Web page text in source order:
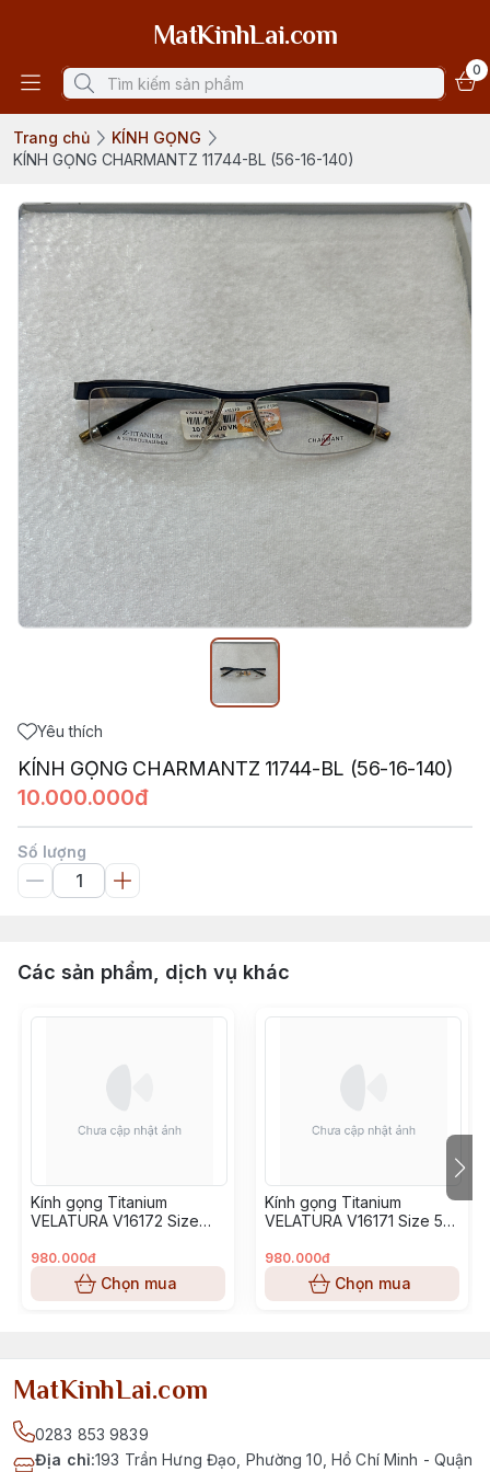
MatKinhLai.com
0
Trang chủ
KÍNH GỌNG
KÍNH GỌNG CHARMANTZ 11744-BL (56-16-140)
Yêu thích
KÍNH GỌNG CHARMANTZ 11744-BL (56-16-140)
10.000.000đ
Số lượng
Các sản phẩm, dịch vụ khác
Kính gọng Titanium
VELATURA V16172 Size
980.000đ
Chọn mua
Kính gọng Titanium
VELATURA V16171 Size 53-
980.000đ
Chọn mua
MatKinhLai.com
0283 853 9839
Địa chỉ:193 Trần Hưng Đạo, Phường 10, Hồ Chí Minh - Quận